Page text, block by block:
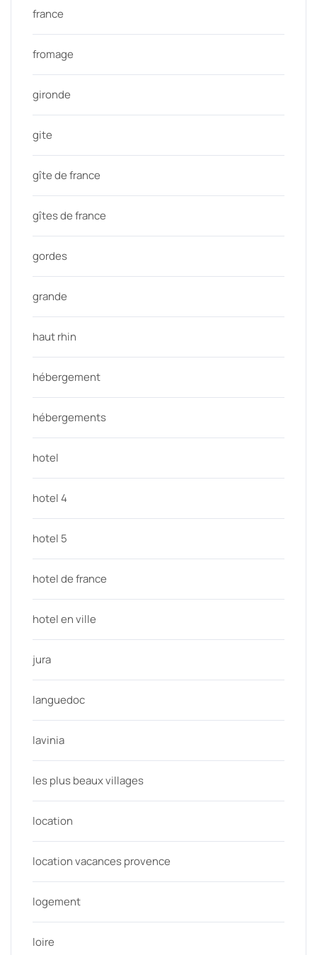
france
fromage
gironde
gite
gîte de france
gîtes de france
gordes
grande
haut rhin
hébergement
hébergements
hotel
hotel 4
hotel 5
hotel de france
hotel en ville
jura
languedoc
lavinia
les plus beaux villages
location
location vacances provence
logement
loire